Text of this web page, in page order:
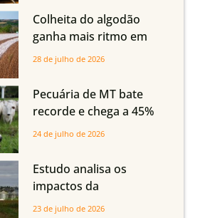
quedas em Tocantins,
Maranhão e Piauí
Colheita do algodão
ganha mais ritmo em
Mato Grosso, Mato
Maranhão
28 de julho de 2026
Pecuária de MT bate
recorde e chega a 45%
dos bovinos abatidos
24 de julho de 2026
Estudo analisa os
impactos da
infraestrutura logística
23 de julho de 2026